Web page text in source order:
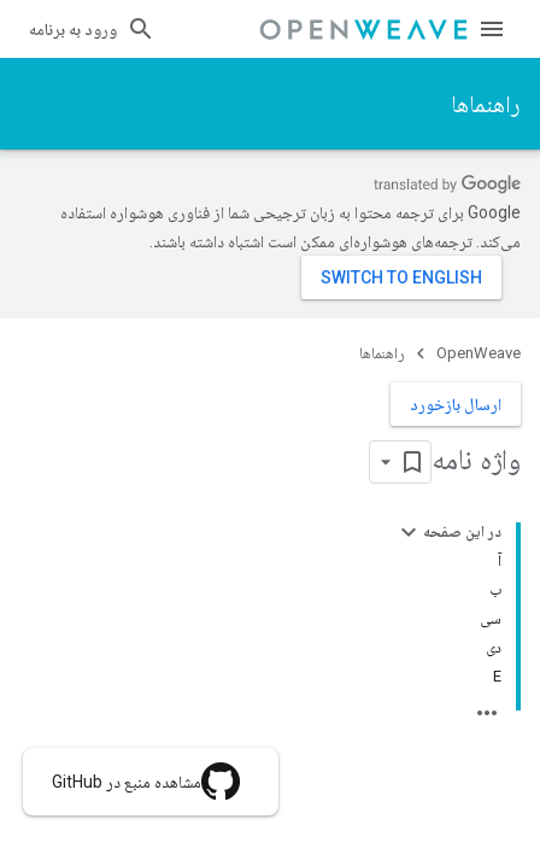
ورود به برنامه
راهنماها
‫Google برای ترجمه محتوا به زبان ترجیحی شما از فناوری هوشواره استفاده
می‌کند. ترجمه‌های هوشواره‌ای ممکن است اشتباه داشته باشند.
OpenWeave راهنماها
ارسال بازخورد
واژه نامه
در این صفحه
آ
ب
سی
دی
E
مشاهده منبع در GitHub